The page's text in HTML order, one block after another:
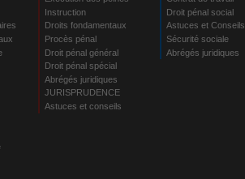
Instruction
Droits fondamentaux
Procès pénal
Droit pénal général
Droit pénal spécial
Abrégés juridiques
JURISPRUDENCE
Astuces et conseils
Droit pénal social
Astuces et Conseils
Sécurité sociale
Abrégés juridiques